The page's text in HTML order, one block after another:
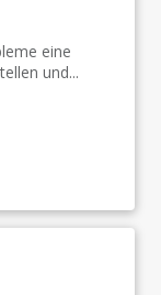
eine
und...